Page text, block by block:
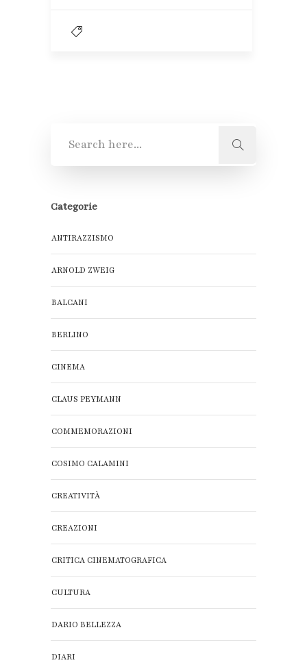
Categorie
ANTIRAZZISMO
ARNOLD ZWEIG
BALCANI
BERLINO
CINEMA
CLAUS PEYMANN
COMMEMORAZIONI
COSIMO CALAMINI
CREATIVITÀ
CREAZIONI
CRITICA CINEMATOGRAFICA
CULTURA
DARIO BELLEZZA
DIARI